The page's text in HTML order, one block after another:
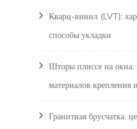
Кварц-винил (LVT):
способы укладки
Шторы плиссе на окна:
материалов крепления
Гранитная брусчатка: